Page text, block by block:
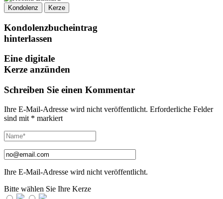
Kondolenz Kerze
Kondolenzbucheintrag
hinterlassen
Eine digitale
Kerze anzünden
Schreiben Sie einen Kommentar
Ihre E-Mail-Adresse wird nicht veröffentlicht. Erforderliche Felder
sind mit * markiert
Ihre E-Mail-Adresse wird nicht veröffentlicht.
Bitte wählen Sie Ihre Kerze